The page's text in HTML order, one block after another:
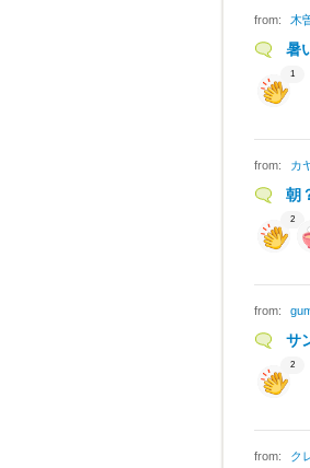
from: 木
暑
1
from: カ
朝
2
from:
サ
2
from: ク